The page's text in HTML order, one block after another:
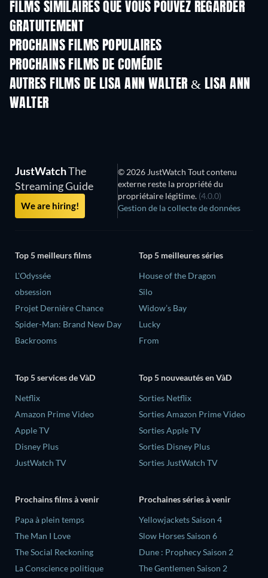
FILMS SIMILAIRES QUE VOUS POUVEZ REGARDER
GRATUITEMENT
PROCHAINS FILMS POPULAIRES
PROCHAINS FILMS DE COMÉDIE
AUTRES FILMS DE LISA ANN WALTER & LISA ANN
WALTER
JustWatchThe
Streaming Guide
We are hiring!
© 2026 JustWatch Tout contenu
externe reste la propriété du
propriétaire légitime. (4.0.0)
Gestion de la collecte de données
Top 5 meilleurs films
L'Odyssée
obsession
Projet Dernière Chance
Spider-Man: Brand New Day
Backrooms
Top 5 meilleures séries
House of the Dragon
Silo
Widow’s Bay
Lucky
From
Top 5 services de VàD
Netflix
Amazon Prime Video
Apple TV
Disney Plus
JustWatch TV
Top 5 nouveautés en VàD
Sorties Netflix
Sorties Amazon Prime Video
Sorties Apple TV
Sorties Disney Plus
Sorties JustWatch TV
Prochains films à venir
‎Papa à plein temps
The Man I Love
The Social Reckoning
La Conscience politique
Prochaines séries à venir
Yellowjackets Saison 4
Slow Horses Saison 6
Dune : Prophecy Saison 2
The Gentlemen Saison 2